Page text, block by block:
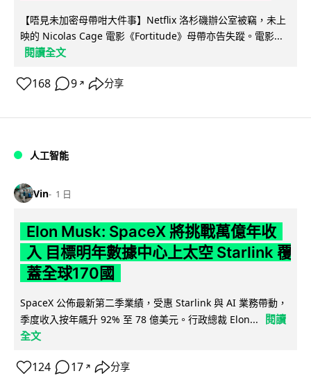
【唔見未加密母帶咁大件事】Netflix 洛杉磯辦公室被竊，未上
映的 Nicolas Cage 電影《Fortitude》母帶亦告失蹤。電影...
閱讀全文
168 9 ↗ 分享
人工智能
Vin 1 日
Elon Musk: SpaceX 將挑戰萬億年收
入 目標明年數據中心上太空 Starlink 覆
蓋全球170國
SpaceX 公佈最新第二季業績，受惠 Starlink 與 AI 業務帶動，
季度收入按年飆升 92% 至 78 億美元。行政總裁 Elon...
閱讀
全文
124 17 ↗ 分享